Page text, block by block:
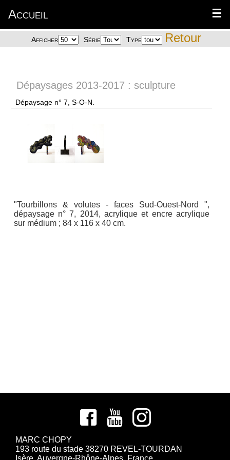
Accueil ☰
Afficher Série Type Retour
Dépaysages 2013-2017 : sculpture
Dépaysage n° 7, S-O-N.
"Tourbillons & volutes - faces Sud-Ouest-Nord ",
dépaysage n° 7, 2014, acrylique et encre acrylique
sur médium ; 84 x 116 x 40 cm.
MARC CHOPY
193 route du stade 38270 REVEL-TOURDAN
Isère, Auvergne-Rhône-Alpes, France